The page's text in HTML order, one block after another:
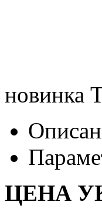
новинка
ЦЕНА